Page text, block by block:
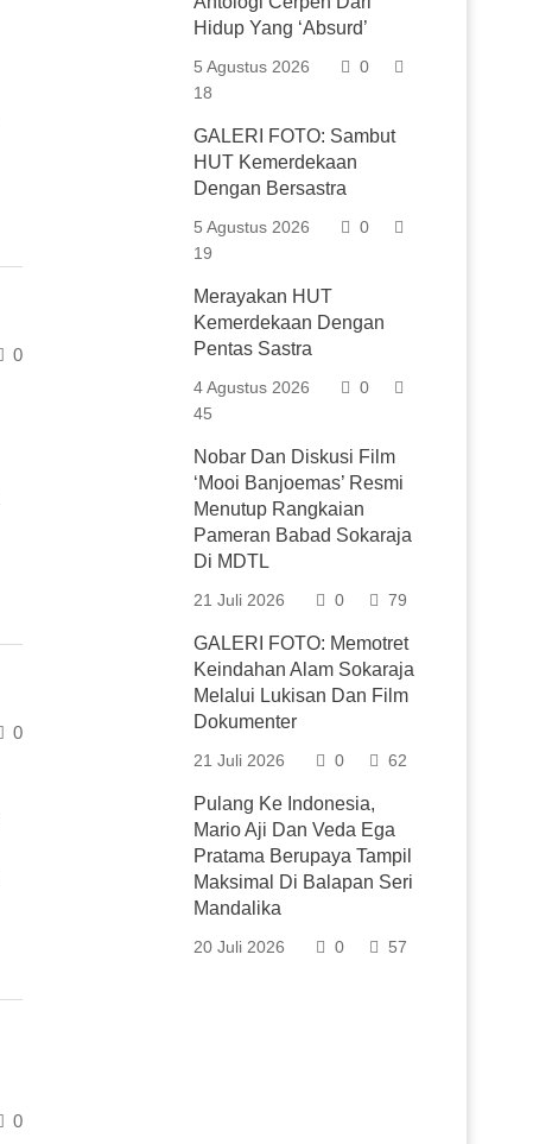
0
0
0
Hidup Yang ‘Absurd’
5 Agustus 2026
0
18
GALERI FOTO: Sambut
HUT Kemerdekaan
Dengan Bersastra
5 Agustus 2026
0
19
Merayakan HUT
Kemerdekaan Dengan
Pentas Sastra
4 Agustus 2026
0
45
Nobar Dan Diskusi Film
‘Mooi Banjoemas’ Resmi
Menutup Rangkaian
Pameran Babad Sokaraja
Di MDTL
21 Juli 2026 0 79
GALERI FOTO: Memotret
Keindahan Alam Sokaraja
Melalui Lukisan Dan Film
Dokumenter
21 Juli 2026 0 62
Pulang Ke Indonesia,
Mario Aji Dan Veda Ega
Pratama Berupaya Tampil
Maksimal Di Balapan Seri
Mandalika
20 Juli 2026 0 57